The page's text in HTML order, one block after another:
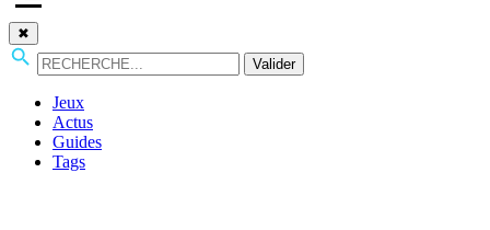
✖
Valider
Jeux
Actus
Guides
Tags